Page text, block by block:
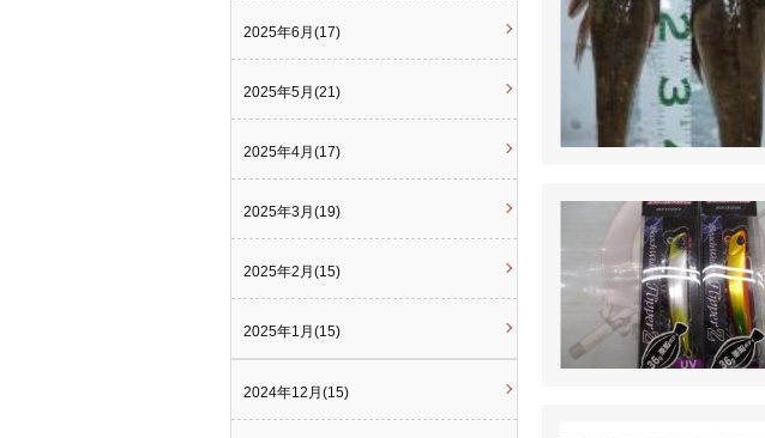
2025年6月(17)
2025年5月(21)
2025年4月(17)
2025年3月(19)
2025年2月(15)
2025年1月(15)
2024年12月(15)